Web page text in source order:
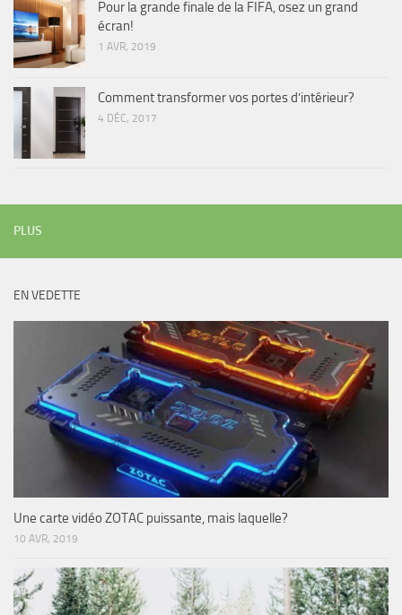
Pour la grande finale de la FIFA, osez un grand
écran!
1 AVR, 2019
Comment transformer vos portes d’intérieur?
4 DÉC, 2017
PLUS
EN VEDETTE
Une carte vidéo ZOTAC puissante, mais laquelle?
10 AVR, 2019